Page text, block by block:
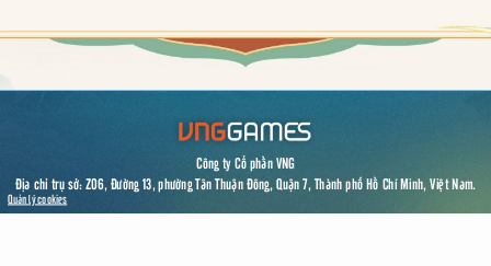
Công ty Cổ phần VNG
Địa chỉ trụ sở: Z06, Đường 13, phường Tân Thuận Đông, Quận 7, Thành phố Hồ Chí Minh, Việt Nam.
Quản lý cookies